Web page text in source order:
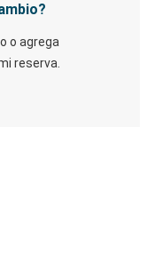
o agrega
reserva.